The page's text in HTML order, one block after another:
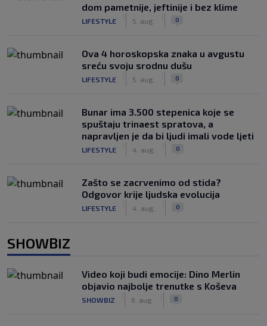
dom pametnije, jeftinije i bez klime
LIFESTYLE 5. aug. 0
Ova 4 horoskopska znaka u avgustu
sreću svoju srodnu dušu
LIFESTYLE 5. aug. 0
Bunar imа 3.500 stepenica koje se
spuštaju trinaest spratova, a
napravljen je da bi ljudi imali vode ljeti
LIFESTYLE 4. aug. 0
Zašto se zacrvenimo od stida?
Odgovor krije ljudska evolucija
LIFESTYLE 4. aug. 0
SHOWBIZ
Video koji budi emocije: Dino Merlin
objavio najbolje trenutke s Koševa
SHOWBIZ 6. aug. 0